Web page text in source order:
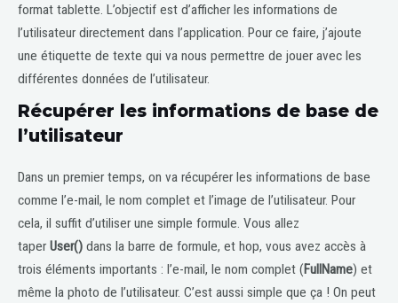
format tablette. L’objectif est d’afficher les informations de
l’utilisateur directement dans l’application. Pour ce faire, j’ajoute
une étiquette de texte qui va nous permettre de jouer avec les
différentes données de l’utilisateur.
Récupérer les informations de base de
l’utilisateur
Dans un premier temps, on va récupérer les informations de base
comme l’e-mail, le nom complet et l’image de l’utilisateur. Pour
cela, il suffit d’utiliser une simple formule. Vous allez
taper User() dans la barre de formule, et hop, vous avez accès à
trois éléments importants : l’e-mail, le nom complet (FullName) et
même la photo de l’utilisateur. C’est aussi simple que ça ! On peut